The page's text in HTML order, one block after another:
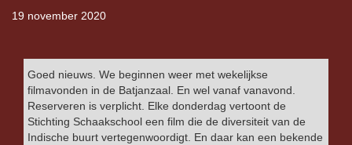
19 november 2020
Goed nieuws. We beginnen weer met wekelijkse
filmavonden in de Batjanzaal. En wel vanaf vanavond.
Reserveren is verplicht. Elke donderdag vertoont de
Stichting Schaakschool een film die de diversiteit van de
Indische buurt vertegenwoordigt. En daar kan een bekende